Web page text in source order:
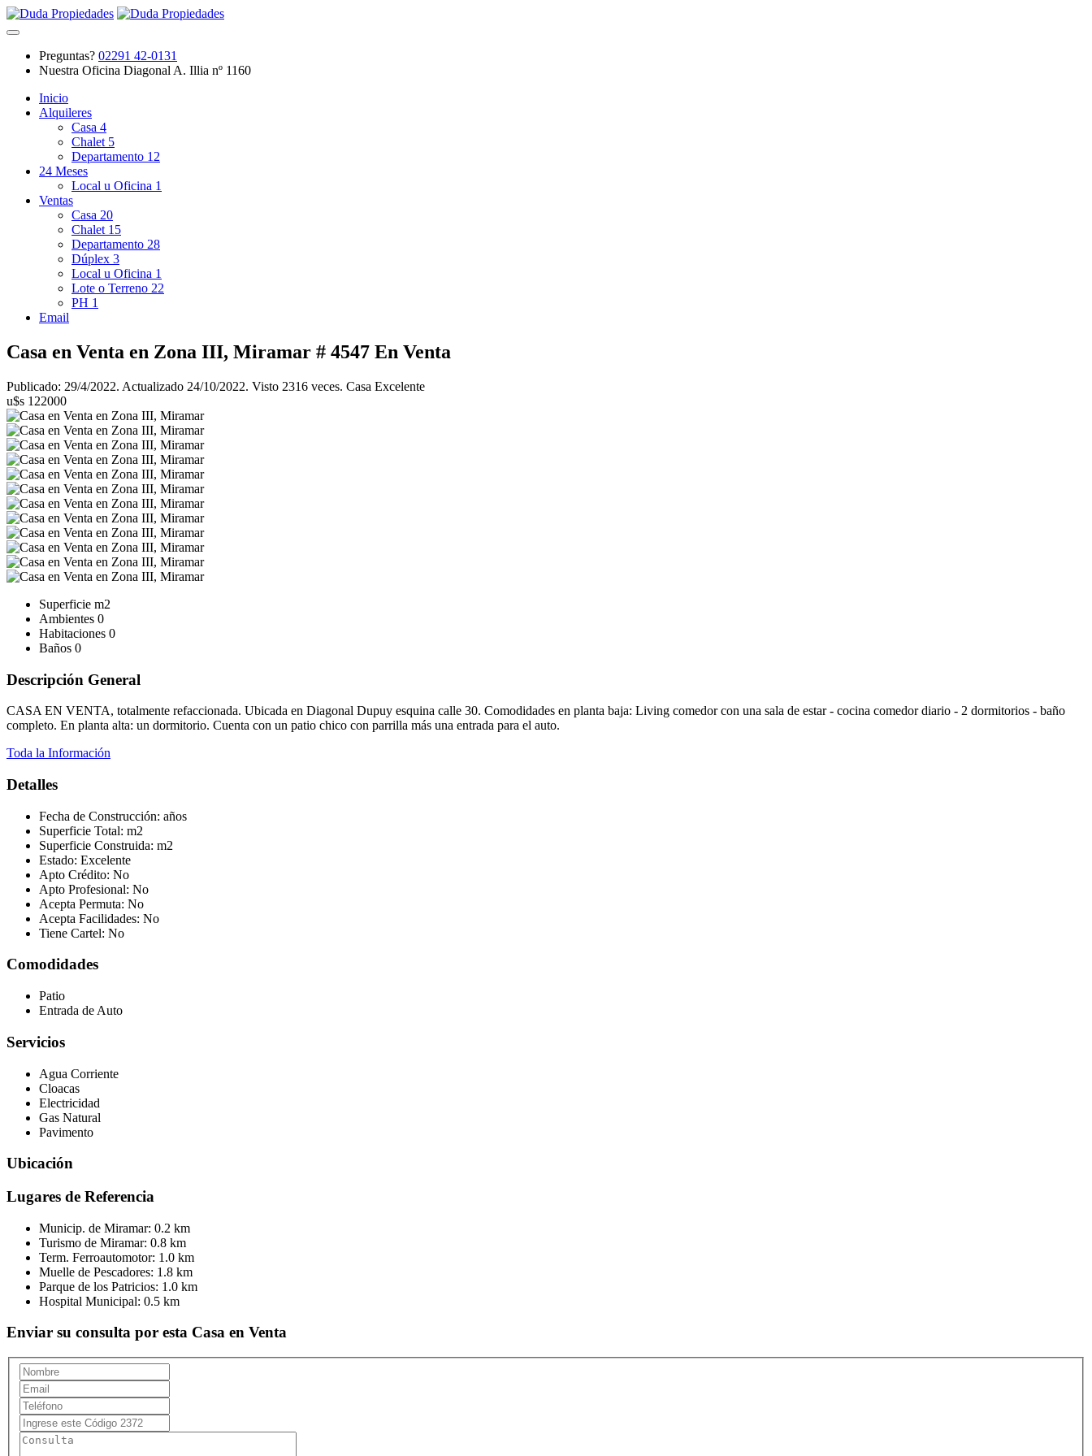
Preguntas? 02291 42-0131
Nuestra Oficina Diagonal A. Illia nº 1160
Inicio
Alquileres
Casa 4
Chalet 5
Departamento 12
24 Meses
Local u Oficina 1
Ventas
Casa 20
Chalet 15
Departamento 28
Dúplex 3
Local u Oficina 1
Lote o Terreno 22
PH 1
Email
Casa en Venta en Zona III, Miramar # 4547 En Venta
Publicado: 29/4/2022. Actualizado 24/10/2022. Visto 2316 veces. Casa Excelente
u$s 122000
Superficie m2
Ambientes 0
Habitaciones 0
Baños 0
Descripción General
CASA EN VENTA, totalmente refaccionada. Ubicada en Diagonal Dupuy esquina calle 30. Comodidades en planta baja: Living comedor con una sala de estar - cocina comedor diario - 2 dormitorios - baño
completo. En planta alta: un dormitorio. Cuenta con un patio chico con parrilla más una entrada para el auto.
Toda la Información
Detalles
Fecha de Construcción: años
Superficie Total: m2
Superficie Construida: m2
Estado: Excelente
Apto Crédito: No
Apto Profesional: No
Acepta Permuta: No
Acepta Facilidades: No
Tiene Cartel: No
Comodidades
Patio
Entrada de Auto
Servicios
Agua Corriente
Cloacas
Electricidad
Gas Natural
Pavimento
Ubicación
Lugares de Referencia
Municip. de Miramar: 0.2 km
Turismo de Miramar: 0.8 km
Term. Ferroautomotor: 1.0 km
Muelle de Pescadores: 1.8 km
Parque de los Patricios: 1.0 km
Hospital Municipal: 0.5 km
Enviar su consulta por esta Casa en Venta